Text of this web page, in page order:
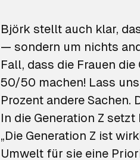
Björk stellt auch klar,
— sondern um nichts
Fall, dass die Frauen
50/50 machen! Lass uns
Prozent andere Sachen.
In die Generation Z
„Die Generation Z ist
Umwelt für sie eine